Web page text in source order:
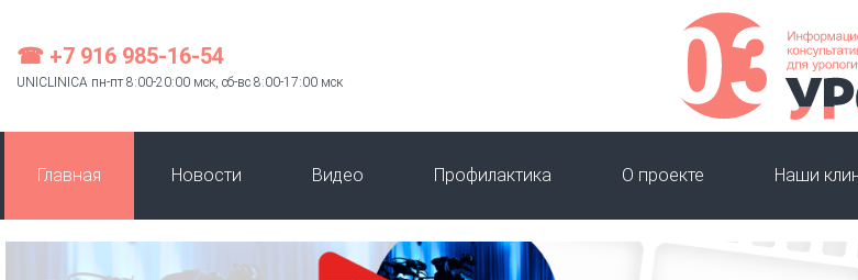
☎ +7 916 985-16-54
UNICLINICA пн-пт 8:00-20:00 мск, сб-вс 8:00-17:00 мск
Главная Новости Видео Профилактика О проекте Наши